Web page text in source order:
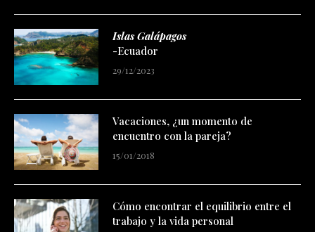
Islas Galápagos
-Ecuador
29/12/2023
Vacaciones, ¿un momento de
encuentro con la pareja?
15/01/2018
Cómo encontrar el equilibrio entre el
trabajo y la vida personal